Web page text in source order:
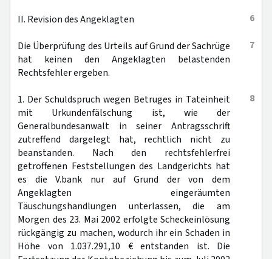
6
II. Revision des Angeklagten
7
Die Überprüfung des Urteils auf Grund der Sachrüge
hat keinen den Angeklagten belastenden
Rechtsfehler ergeben.
8
1. Der Schuldspruch wegen Betruges in Tateinheit
mit Urkundenfälschung ist, wie der
Generalbundesanwalt in seiner Antragsschrift
zutreffend dargelegt hat, rechtlich nicht zu
beanstanden. Nach den rechtsfehlerfrei
getroffenen Feststellungen des Landgerichts hat
es die V.bank nur auf Grund der von dem
Angeklagten eingeräumten
Täuschungshandlungen unterlassen, die am
Morgen des 23. Mai 2002 erfolgte Scheckeinlösung
rückgängig zu machen, wodurch ihr ein Schaden in
Höhe von 1.037.291,10 € entstanden ist. Die